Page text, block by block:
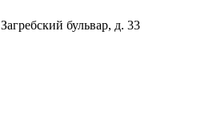
Загребский бульвар, д. 33